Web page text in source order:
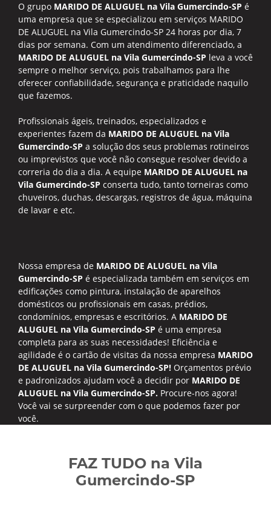
O grupo MARIDO DE ALUGUEL na Vila Gumercindo-SP é
uma empresa que se especializou em serviços MARIDO
DE ALUGUEL na Vila Gumercindo-SP 24 horas por dia, 7
dias por semana. Com um atendimento diferenciado, a
MARIDO DE ALUGUEL na Vila Gumercindo-SP leva a você
sempre o melhor serviço, pois trabalhamos para lhe
oferecer confiabilidade, segurança e praticidade naquilo
que fazemos.
Profissionais ágeis, treinados, especializados e
experientes fazem da MARIDO DE ALUGUEL na Vila
Gumercindo-SP a solução dos seus problemas rotineiros
ou imprevistos que você não consegue resolver devido a
correria do dia a dia. A equipe MARIDO DE ALUGUEL na
Vila Gumercindo-SP conserta tudo, tanto torneiras como
chuveiros, duchas, descargas, registros de água, máquina
de lavar e etc.
Nossa empresa de MARIDO DE ALUGUEL na Vila
Gumercindo-SP é especializada também em serviços em
edificações como pintura, instalação de aparelhos
domésticos ou profissionais em casas, prédios,
condomínios, empresas e escritórios. A MARIDO DE
ALUGUEL na Vila Gumercindo-SP é uma empresa
completa para as suas necessidades! Eficiência e
agilidade é o cartão de visitas da nossa empresa MARIDO
DE ALUGUEL na Vila Gumercindo-SP! Orçamentos prévio
e padronizados ajudam você a decidir por MARIDO DE
ALUGUEL na Vila Gumercindo-SP. Procure-nos agora!
Você vai se surpreender com o que podemos fazer por
você.
FAZ TUDO na Vila
Gumercindo-SP